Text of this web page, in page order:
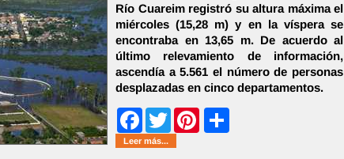
Río Cuareim registró su altura máxima el
miércoles (15,28 m) y en la víspera se
encontraba en 13,65 m. De acuerdo al
último relevamiento de información,
ascendía a 5.561 el número de personas
desplazadas en cinco departamentos.
FacebookTwitter Pinterest
Leer más...